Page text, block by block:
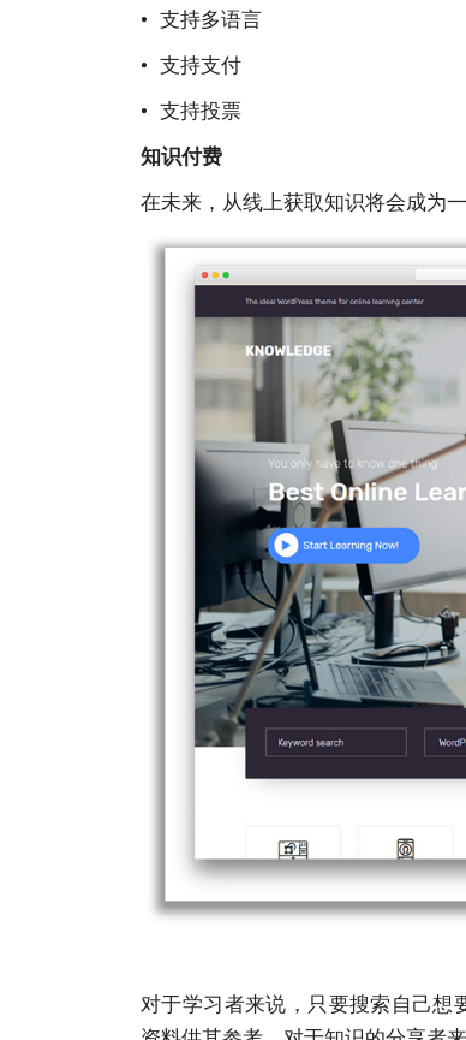
• ⽀持多语⾔
• ⽀持⽀付
• ⽀持投票
知识付费
在未来，从线上获取知识将会成为
对于学习者来说，只要搜索⾃⼰